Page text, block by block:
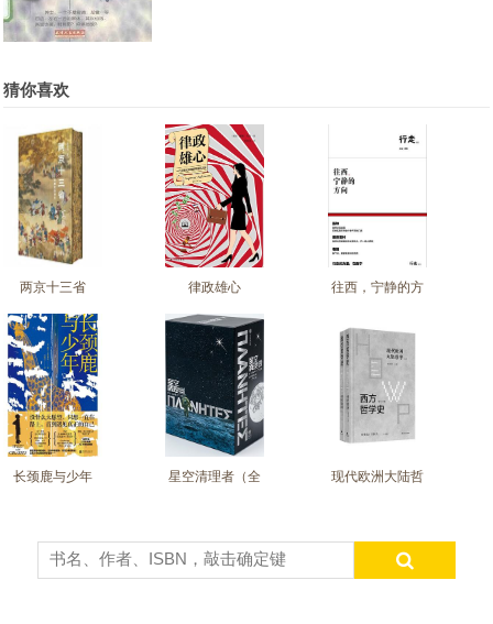
好书网
猜你喜欢
两京十三省 律政雄心
往西，宁静的方
长颈鹿与少年
星空清理者（全
现代欧洲大陆哲